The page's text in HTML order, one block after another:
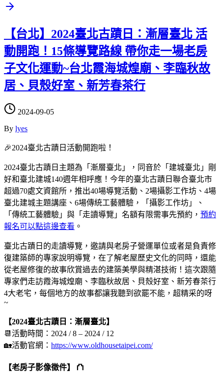
【台北】2024臺北古蹟日：漸層臺北 活
動開跑！15條導覽路線 帶你走一場老房
子文化運動~台北霞海城煌廟、李臨秋故
居、貝殼好室、新芳春茶行
2024-09-05
By lyes
🎉2024臺北古蹟日活動開跑啦！
2024臺北古蹟日主題為「漸層臺北」，同音於「建城臺北」剛
好和臺北建城140週年相呼應！今年的臺北古蹟日聯合臺北市
超過70處文資館所，推出40場導覽活動、2場攝影工作坊、4場
臺北建城主題講座、6場傳統工藝體驗，「攝影工作坊」、
「傳統工藝體驗」與「走讀導覽」名額有限需事先預約， 預約
報名可以點這邊查看 。
臺北古蹟日的走讀導覽，邀請與老房子營運單位或者是負責修
復建築師的專家說明導覽，在了解老屋歷史文化的同時，還能
從老屋修復的故事欣賞過去的建築美學與精湛技術！這次跟隨
專家們走訪霞海城煌廟、李臨秋故居、貝殼好室、新芳春茶行
4大老宅，每個地方的故事都讓我聽到欲罷不能，超精采的呀
~
【2024臺北古蹟日：漸層臺北】
📆活動時間：2024 / 8 – 2024 / 12
🏡活動官網： https://www.oldhousetaipei.com/
【老房子影像徵件】 ⛫